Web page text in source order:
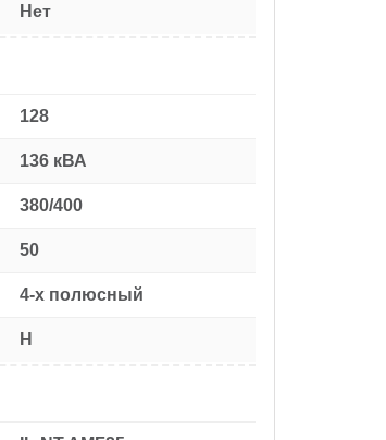
Нет
128
136 кВА
380/400
50
4-х полюсный
H